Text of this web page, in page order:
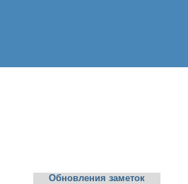
Обновления заметок